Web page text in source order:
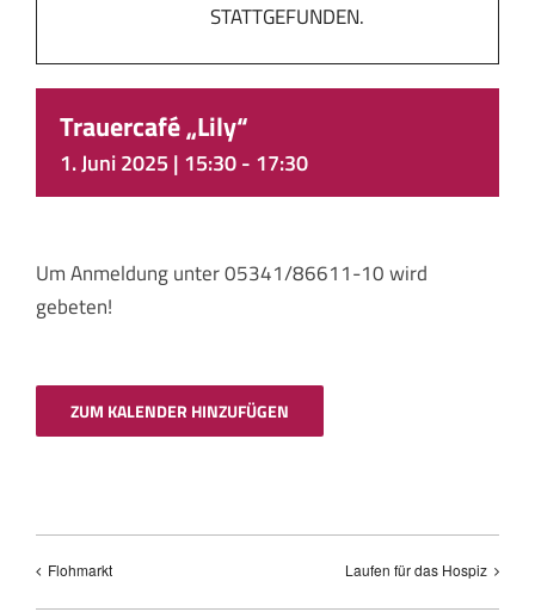
STATTGEFUNDEN.
Trauercafé „Lily“
1. Juni 2025 | 15:30- 17:30
Um Anmeldung unter 05341/86611-10 wird
gebeten!
ZUM KALENDER HINZUFÜGEN
Flohmarkt Laufen für das Hospiz